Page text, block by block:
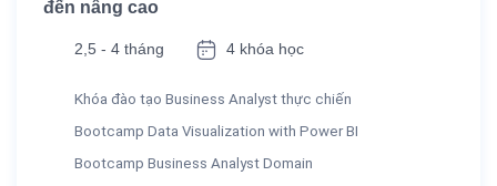
đến nâng cao
2,5 - 4 tháng 4 khóa học
Khóa đào tạo Business Analyst thực chiến
Bootcamp Data Visualization with Power BI
Bootcamp Business Analyst Domain